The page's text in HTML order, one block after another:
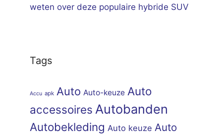
weten over deze populaire hybride SUV
Tags
Accu apk Auto Auto-keuze Auto
accessoires Autobanden
Autobekleding Auto keuze Auto